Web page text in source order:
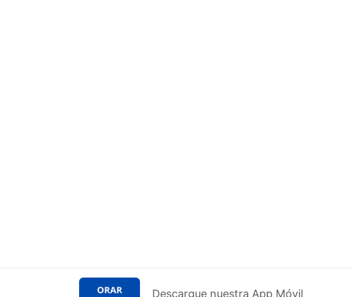
Descargue nuestra App Móvil